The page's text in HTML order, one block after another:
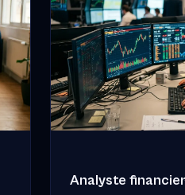
Analyste